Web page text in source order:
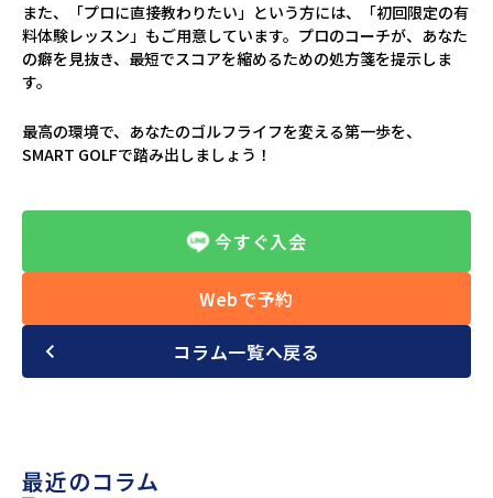
また、「プロに直接教わりたい」という方には、「初回限定の有
料体験レッスン」もご用意しています。プロのコーチが、あなた
の癖を見抜き、最短でスコアを縮めるための処方箋を提示しま
す。
最高の環境で、あなたのゴルフライフを変える第一歩を、
SMART GOLFで踏み出しましょう！
今すぐ入会
Webで予約
コラム一覧へ戻る
最近のコラム